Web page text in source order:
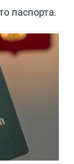
паспорта.